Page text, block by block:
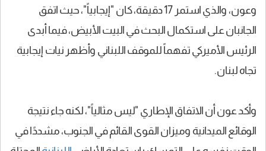
وعون، والذي استمر 17 دقيقة، كان "إيجابياً"، حيث اتفق
الجانبان على استكمال البحث في البيت الأبيض، فيما أبدى
الرئيس الأميركي تفهماً للموقف اللبناني وأظهر نيات إيجابية
تجاه لبنان.
وأكد عون أن الاتفاق الإطاري "ليس مثالياً"، لكنه جاء نتيجة
الوقائع الميدانية وميزان القوى القائم في الجنوب، مشددًا في